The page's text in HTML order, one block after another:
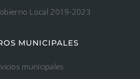
Local 2019-2023
MUNICIPALES
municipales